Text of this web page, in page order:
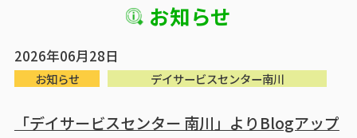
お知らせ
2026年06月28日
お知らせ デイサービスセンター南川
「デイサービスセンター 南川」よりBlogアップ